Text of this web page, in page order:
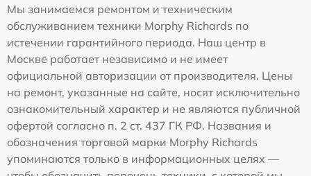
Мы занимаемся ремонтом и техническим
обслуживанием техники Morphy Richards по
истечении гарантийного периода. Наш центр в
Москве работает независимо и не имеет
официальной авторизации от производителя. Цены
на ремонт, указанные на сайте, носят исключительно
ознакомительный характер и не являются публичной
офертой согласно п. 2 ст. 437 ГК РФ. Названия и
обозначения торговой марки Morphy Richards
упоминаются только в информационных целях —